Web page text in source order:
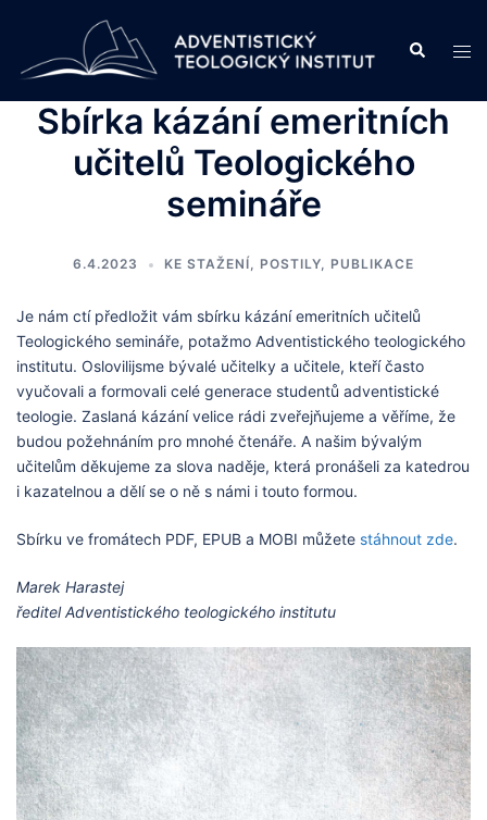
content
Search
Sbírka kázání emeritních
učitelů Teologického
semináře
6.4.2023 KE STAŽENÍ, POSTILY, PUBLIKACE
Je nám ctí předložit vám sbírku kázání emeritních učitelů
Teologického semináře, potažmo Adventistického teologického
institutu. Oslovilijsme bývalé učitelky a učitele, kteří často
vyučovali a formovali celé generace studentů adventistické
teologie. Zaslaná kázání velice rádi zveřejňujeme a věříme, že
budou požehnáním pro mnohé čtenáře. A našim bývalým
učitelům děkujeme za slova naděje, která pronášeli za katedrou
i kazatelnou a dělí se o ně s námi i touto formou.
Sbírku ve fromátech PDF, EPUB a MOBI můžete stáhnout zde.
Marek Harastej
ředitel Adventistického teologického institutu